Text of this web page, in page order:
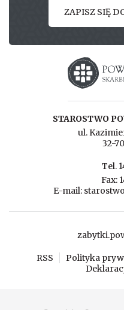
ZAPISZ SIĘ
Starostwo
STAROSTWO
ul.
32-
Tel.
Fax:
E-mail:
RSS Polityka